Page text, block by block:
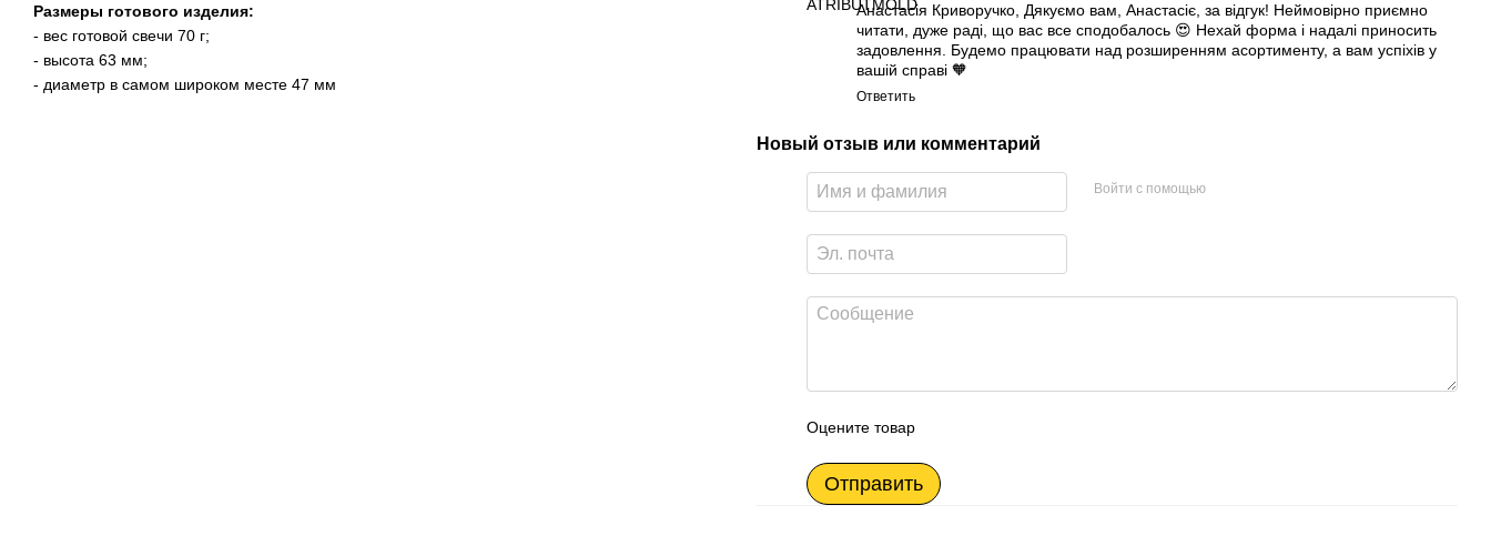
Размеры готового изделия:
- вес готовой свечи 70 г;
- высота 63 мм;
- диаметр в самом широком месте 47 мм
Анастасія Криворучко, Дякуємо вам, Анастасіє, за відгук! Неймовірно приємно
читати, дуже раді, що вас все сподобалось 😍 Нехай форма і надалі приносить
задовлення. Будемо працювати над розширенням асортименту, а вам успіхів у
вашій справі 🧡
Ответить
Новый отзыв или комментарий
Войти с помощью
Оцените товар
Отправить